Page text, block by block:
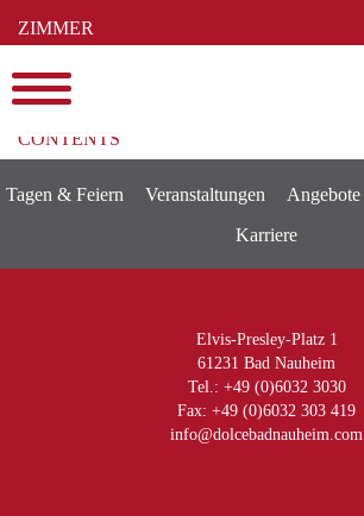
ZIMMER
Menu
CONTENTS
Tagen & Feiern Veranstaltungen Angebote
Karriere
Elvis-Presley-Platz 1
61231 Bad Nauheim
Tel.: +49 (0)6032 3030
Fax: +49 (0)6032 303 419
info@dolcebadnauheim.com